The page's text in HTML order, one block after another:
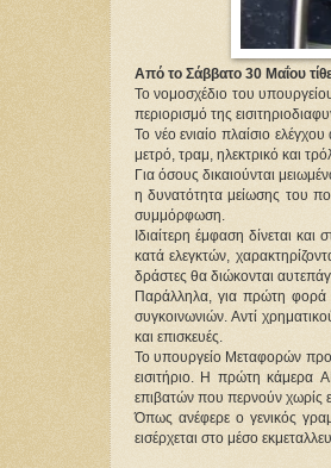
Από το Σάββατο 30 Μαΐου
Το νομοσχέδιο του
περιορισμό της
Το νέο ενιαίο πλαίσιο
μετρό, τραμ, ηλεκτρικό και
Για όσους δικαιούνται
η δυνατότητα μείωσης του
συμμόρφωση.
Ιδιαίτερη έμφαση δίνεται
κατά ελεγκτών,
δράστες θα διώκονται
Παράλληλα, για πρώτη φορά
συγκοινωνιών. Αντί
και επισκευές.
Το υπουργείο Μεταφορών
εισιτήριο. Η πρώτη κάμερα
επιβατών που περνούν χωρίς
Όπως ανέφερε ο γενικός
εισέρχεται στο μέσο